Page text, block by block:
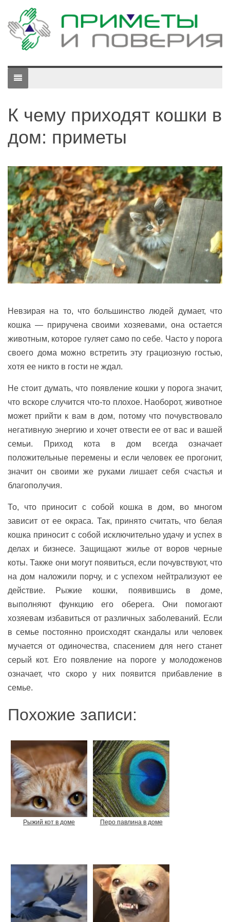
К чему приходят кошки в
дом: приметы
Невзирая на то, что большинство людей думает, что
кошка — приручена своими хозяевами, она остается
животным, которое гуляет само по себе. Часто у порога
своего дома можно встретить эту грациозную гостью,
хотя ее никто в гости не ждал.
Не стоит думать, что появление кошки у порога значит,
что вскоре случится что-то плохое. Наоборот, животное
может прийти к вам в дом, потому что почувствовало
негативную энергию и хочет отвести ее от вас и вашей
семьи. Приход кота в дом всегда означает
положительные перемены и если человек ее прогонит,
значит он своими же руками лишает себя счастья и
благополучия.
То, что приносит с собой кошка в дом, во многом
зависит от ее окраса. Так, принято считать, что белая
кошка приносит с собой исключительно удачу и успех в
делах и бизнесе. Защищают жилье от воров черные
коты. Также они могут появиться, если почувствуют, что
на дом наложили порчу, и с успехом нейтрализуют ее
действие. Рыжие кошки, появившись в доме,
выполняют функцию его оберега. Они помогают
хозяевам избавиться от различных заболеваний. Если
в семье постоянно происходят скандалы или человек
мучается от одиночества, спасением для него станет
серый кот. Его появление на пороге у молодоженов
означает, что скоро у них появится прибавление в
семье.
Похожие записи:
Рыжий кот в доме Перо павлина в доме